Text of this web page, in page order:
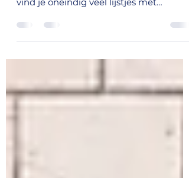
kom je daar achter? Als je gaat zoeken